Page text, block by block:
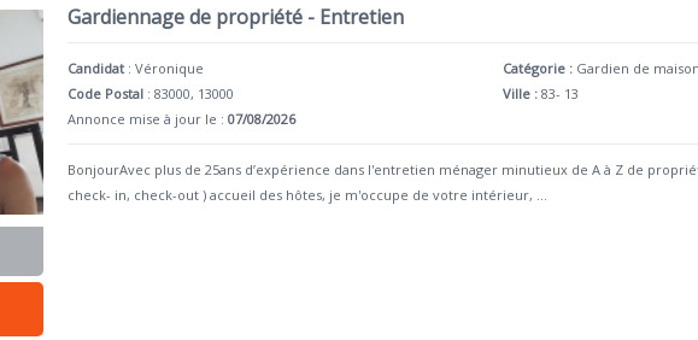
Gardiennage de propriété - Entretien
Candidat :Véronique
Code Postal : 83000, 13000
Annonce mise à jour le :07/08/2026
Catégorie : Gardien de
Ville : 83- 13
BonjourAvec plus de 25ans d’expérience dans l'entretien ménager minutieux de A à Z de
check- in, check-out ) accueil des hôtes, je m'occupe de votre intérieur, ...